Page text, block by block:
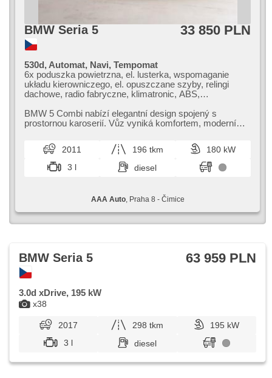
BMW Seria 5 33 850 PLN
530d, Automat, Navi, Tempomat
6x poduszka powietrzna, el. lusterka, wspomaganie
układu kierowniczego, el. opuszczane szyby, relingi
dachowe, radio fabryczne, klimatronic, ABS,
komputer pokładowy, stabilizacja podwozia (ESP),
halogeny, skórzanna tapicerka, czujnik deszczu, USB,
BMW 5 Combi nabízí elegantní design spojený s
prostornou karoserií. Vůz vyniká komfortem,​ moderní
2011 196 tkm
180 kW
3 l
diesel
AAA Auto, Praha 8 - Čimice
x38
BMW Seria 5 63 959 PLN
3.0d xDrive, 195 kW
2017 298 tkm
195 kW
3 l
diesel